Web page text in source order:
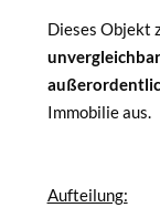
Dieses Objekt
Immobilie aus.
Aufteilung: